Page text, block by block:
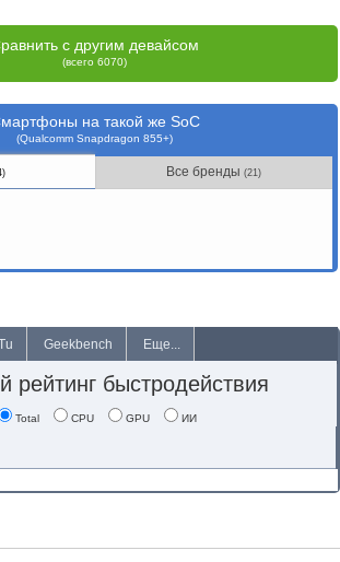
с другим девайсом
(всего 6070)
на такой же SoC
(Qualcomm Snapdragon 855+)
Все бренды(21)
Geekbench Еще...
рейтинг быстродействия
Total CPU GPU ИИ